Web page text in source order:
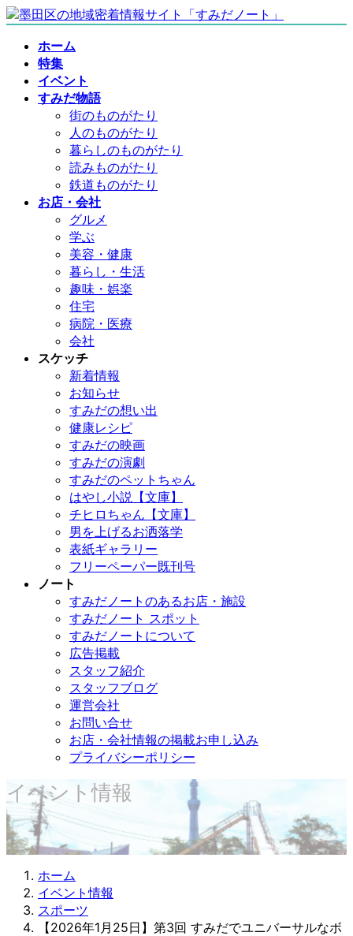
コ
ナ
ホーム
特集
イベント
すみだ物語
街のものがたり
人のものがたり
暮らしのものがたり
読みものがたり
鉄道ものがたり
お店・会社
グルメ
学ぶ
美容・健康
暮らし・生活
趣味・娯楽
住宅
病院・医療
会社
スケッチ
新着情報
お知らせ
すみだの想い出
健康レシピ
すみだの映画
すみだの演劇
すみだのペットちゃん
はやし小説【文庫】
チヒロちゃん【文庫】
男を上げるお洒落学
表紙ギャラリー
フリーペーパー既刊号
ノート
すみだノートのあるお店・施設
すみだノート スポット
すみだノートについて
広告掲載
スタッフ紹介
スタッフブログ
運営会社
お問い合せ
お店・会社情報の掲載お申し込み
プライバシーポリシー
イベント情報
ホーム
イベント情報
スポーツ
【2026年1月25日】第3回 すみだでユニバーサルなボ